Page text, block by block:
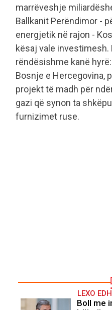
marrëveshje
Ballkanit Perëndimor -
energjetik në rajon -
kësaj vale investimesh.
rëndësishme kanë
Bosnje e Hercegovina,
projekt të madh për
gazi që synon ta
furnizimet ruse.
LEXO
Boll me